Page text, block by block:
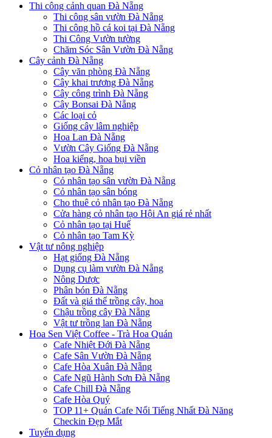
Thi công cảnh quan Đà Nẵng
Thi công sân vườn Đà Nẵng
Thi công hồ cá koi tại Đà Nẵng
Thi Công Vườn tường
Chăm Sóc Sân Vườn Đà Nẵng
Cây cảnh Đà Nẵng
Cây văn phòng Đà Nẵng
Cây khai trương Đà Nẵng
Cây công trình Đà Nẵng
Cây Bonsai Đà Nẵng
Các loại cỏ
Giống cây lâm nghiệp
Hoa Lan Đà Nẵng
Vườn Cây Giống Đà Nẵng
Hoa kiểng, hoa bụi viền
Cỏ nhân tạo Đà Nẵng
Cỏ nhân tạo sân vườn Đà Nẵng
Cỏ nhân tạo sân bóng
Cho thuê cỏ nhân tạo Đà Nẵng
Cửa hàng cỏ nhân tạo Hội An giá rẻ nhất
Cỏ nhân tạo tại Huế
Cỏ nhân tạo Tam Kỳ
Vật tư nông nghiệp
Hạt giống Đà Nẵng
Dụng cụ làm vườn Đà Nẵng
Nông Dược
Phân bón Đà Nẵng
Đất và giá thể trồng cây, hoa
Chậu trồng cây Đà Nẵng
Vật tư trồng lan Đà Nẵng
Hoa Sen Việt Coffee - Trà Hoa Quán
Cafe Nhiệt Đới Đà Nẵng
Cafe Sân Vườn Đà Nẵng
Cafe Hòa Xuân Đà Nẵng
Cafe Ngũ Hành Sơn Đà Nẵng
Cafe Chill Đà Nẵng
Cafe Hòa Quý
TOP 11+ Quán Cafe Nổi Tiếng Nhất Đà Năng
Checkin Đẹp Mắt
Tuyển dụng